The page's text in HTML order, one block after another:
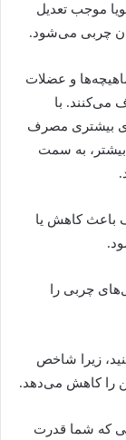
موجب تعدیل
چربی می‌شود.
و عضلات
می‌کنند. با
بیشتری مصرف
به سمت
باعث کاهش یا
چربی را
زیرا شاخص
را کاهش می‌‌دهد.
که شما قدرت